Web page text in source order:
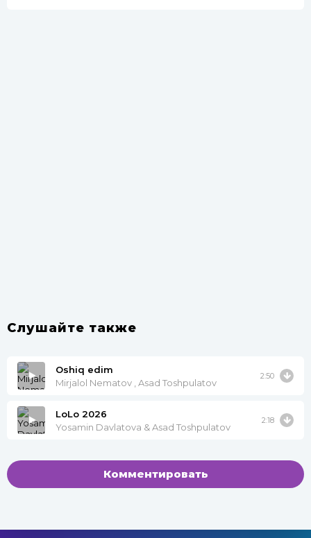
Слушайте также
Oshiq edim
Mirjalol Nematov , Asad Toshpulatov
2:50
LoLo 2026
Yosamin Davlatova & Asad Toshpulatov
2:18
Комментировать